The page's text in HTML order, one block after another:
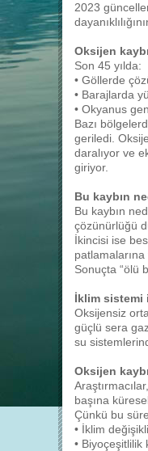
2023
Oksijen
Son 45 yılda:
• Göllerde
• Barajlarda
• Okyanus
Bazı
geriledi.
daralıyor ve
giriyor.
Bu kaybın
Bu kaybın
çözünürlüğü
İkincisi ise
Sonuçta “ölü
İklim sistemi
Oksijensiz
güçlü sera
su
Oksijen
başına
Çünkü bu
• İklim
• Biyoçeşitlilik